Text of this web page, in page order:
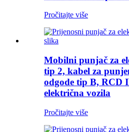
Pročitajte više
Mobilni punjač za
tip 2, kabel za
odgode tip B, RCD
električna vozila
Pročitajte više